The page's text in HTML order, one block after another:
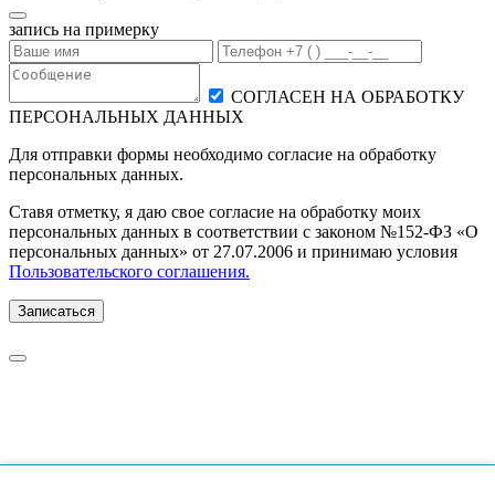
запись на примерку
СОГЛАСЕН НА ОБРАБОТКУ
ПЕРСОНАЛЬНЫХ ДАННЫХ
Для отправки формы необходимо согласие на обработку
персональных данных.
Ставя отметку, я даю свое согласие на обработку моих
персональных данных в соответствии с законом №152-ФЗ «О
персональных данных» от 27.07.2006 и принимаю условия
Пользовательского соглашения.
Записаться